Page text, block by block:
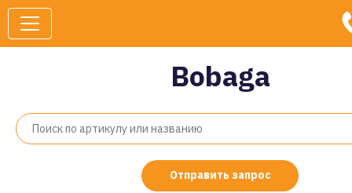
Bobaga
Отправить запрос